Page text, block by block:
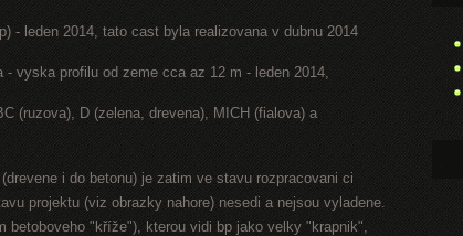
- leden 2014, tato cast byla realizovana v dubnu 2014
vyska profilu od zeme cca az 12 m - leden 2014,
(ruzova), D (zelena, drevena), MICH (fialova) a
i do betonu) je zatim ve stavu rozpracovani ci
projektu (viz obrazky nahore) nesedi a nejsou vyladene.
"kříže"), kterou vidi bp jako velky "krapnik",